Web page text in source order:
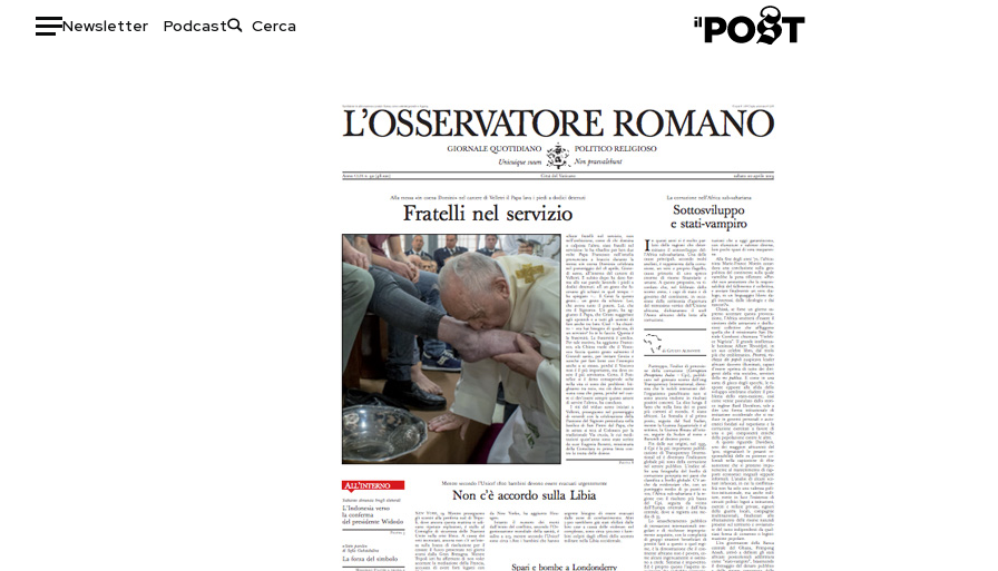
Newsletter Podcast
Consumismi
Storie/Idee
Ok Boomer!
Altrecose
Mondiali calcio 2026